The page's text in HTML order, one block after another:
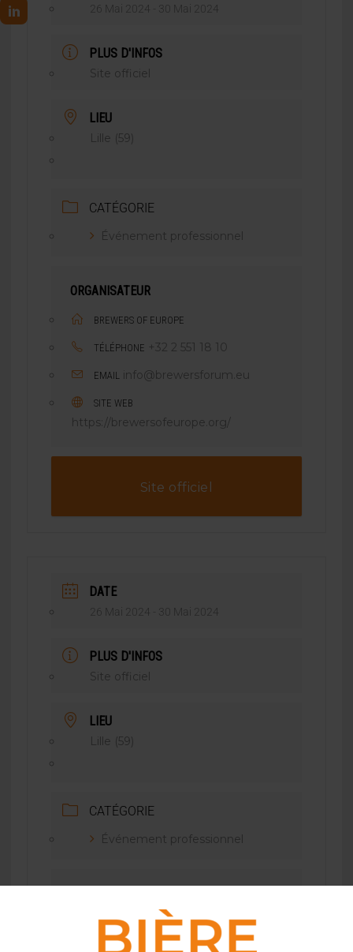
26 Mai 2024 - 30 Mai 2024
PLUS D'INFOS
Site officiel
LIEU
Lille (59)
CATÉGORIE
Événement professionnel
ORGANISATEUR
BREWERS OF EUROPE
TÉLÉPHONE +32 2 551 18 10
EMAIL info@brewersforum.eu
SITE WEB
https://brewersofeurope.org/
Site officiel
DATE
26 Mai 2024 - 30 Mai 2024
PLUS D'INFOS
Site officiel
LIEU
Lille (59)
CATÉGORIE
Événement professionnel
BREWERS OF EUROPE